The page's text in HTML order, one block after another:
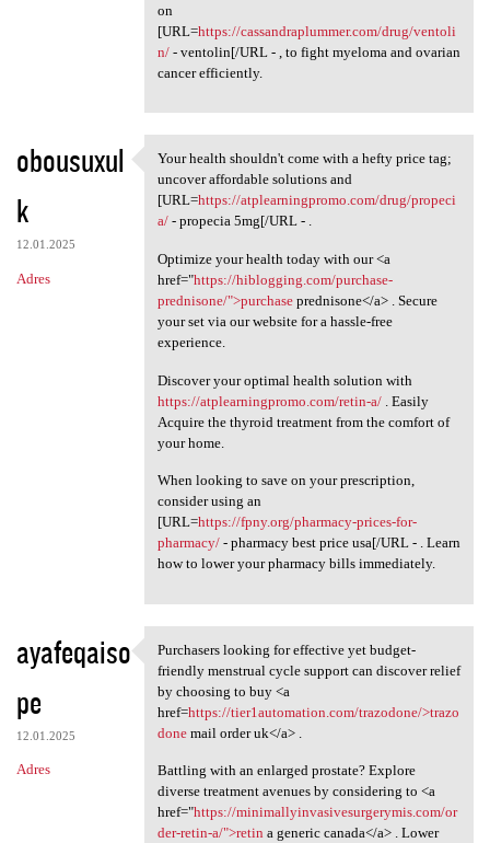
on
[URL=https://cassandraplummer.com/drug/ventoli
n/- ventolin[/URL - , to fight myeloma and ovarian
cancer efficiently.
obousuxul
k
12.01.2025
Adres
Your health shouldn't come
Your health shouldn't come with a hefty price tag;
uncover affordable solutions and
[URL=https://atplearningpromo.com/drug/propeci
a/- propecia 5mg[/URL - .
Optimize your health today with our <a
href="https://hiblogging.com/purchase-
prednisone/">purchaseprednisone</a> . Secure
your set via our website for a hassle-free
experience.
Discover your optimal health solution with
https://atplearningpromo.com/retin-a/. Easily
Acquire the thyroid treatment from the comfort of
your home.
When looking to save on your prescription,
consider using an
[URL=https://fpny.org/pharmacy-prices-for-
pharmacy/- pharmacy best price usa[/URL - . Learn
how to lower your pharmacy bills immediately.
ayafeqaiso
pe
12.01.2025
Adres
Purchasers looking for
Purchasers looking for effective yet budget-
friendly menstrual cycle support can discover relief
by choosing to buy <a
href=https://tier1automation.com/trazodone/>trazo
donemail order uk</a> .
Battling with an enlarged prostate? Explore
diverse treatment avenues by considering to <a
href="https://minimallyinvasivesurgerymis.com/or
der-retin-a/">retin a generic canada</a> . Lower